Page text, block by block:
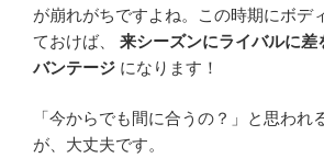
が崩れがちですよね。この時期にボデ
ておけば、 来シーズンにライバルに差
バンテージ になります！
「今からでも間に合うの？」と思われ
が、大丈夫です。